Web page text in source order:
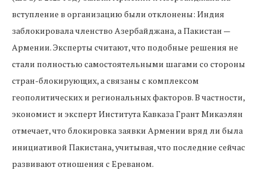
вступление в организацию были отклонены: Индия
заблокировала членство Азербайджана, а Пакистан —
Армении. Эксперты считают, что подобные решения не
стали полностью самостоятельными шагами со стороны
стран-блокирующих, а связаны с комплексом
геополитических и региональных факторов. В частности,
экономист и эксперт Института Кавказа Грант Микаэлян
отмечает, что блокировка заявки Армении вряд ли была
инициативой Пакистана, учитывая, что последние сейчас
развивают отношения с Ереваном.